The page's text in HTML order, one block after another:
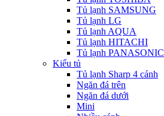
Tủ lạnh SAMSUNG
Tủ lạnh LG
Tủ lạnh AQUA
Tủ lạnh HITACHI
Tủ lạnh PANASONIC
Kiểu tủ
Tủ lạnh Sharp 4 cánh
Ngăn đá trên
Ngăn đá dưới
Mini